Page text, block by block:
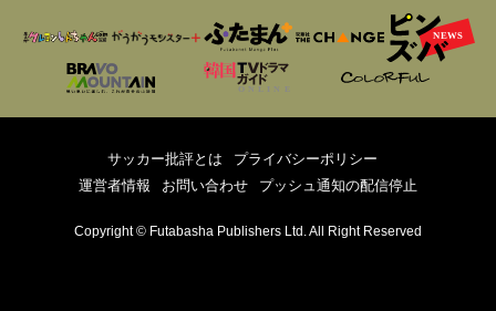
サッカー批評とは
プライバシーポリシー
運営者情報
お問い合わせ プッシュ通知の配信停止
Copyright © Futabasha Publishers Ltd. All Right Reserved